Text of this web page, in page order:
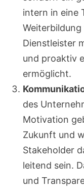
intern in eine
Dienstleister
und proaktiv
ermöglicht.
des
Motivation
Zukunft und
Stakeholder
leitend sein.
und